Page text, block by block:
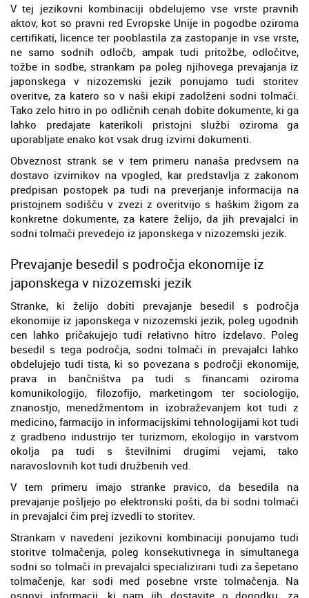
V tej jezikovni kombinaciji obdelujemo vse vrste pravnih
aktov, kot so pravni red Evropske Unije in pogodbe oziroma
certifikati, licence ter pooblastila za zastopanje in vse vrste,
ne samo sodnih odločb, ampak tudi pritožbe, odločitve,
tožbe in sodbe, strankam pa poleg njihovega prevajanja iz
japonskega v nizozemski jezik ponujamo tudi storitev
overitve, za katero so v naši ekipi zadolženi sodni tolmači.
Tako zelo hitro in po odličnih cenah dobite dokumente, ki ga
lahko predajate katerikoli pristojni službi oziroma ga
uporabljate enako kot vsak drug izvirni dokumenti.
Obveznost strank se v tem primeru nanaša predvsem na
dostavo izvirnikov na vpogled, kar predstavlja z zakonom
predpisan postopek pa tudi na preverjanje informacija na
pristojnem sodišču v zvezi z overitvijo s haškim žigom za
konkretne dokumente, za katere želijo, da jih prevajalci in
sodni tolmači prevedejo iz japonskega v nizozemski jezik.
Prevajanje besedil s področja ekonomije iz
japonskega v nizozemski jezik
Stranke, ki želijo dobiti prevajanje besedil s področja
ekonomije iz japonskega v nizozemski jezik, poleg ugodnih
cen lahko pričakujejo tudi relativno hitro izdelavo. Poleg
besedil s tega področja, sodni tolmači in prevajalci lahko
obdelujejo tudi tista, ki so povezana s področji ekonomije,
prava in bančništva pa tudi s financami oziroma
komunikologijo, filozofijo, marketingom ter sociologijo,
znanostjo, menedžmentom in izobraževanjem kot tudi z
medicino, farmacijo in informacijskimi tehnologijami kot tudi
z gradbeno industrijo ter turizmom, ekologijo in varstvom
okolja pa tudi s številnimi drugimi vejami, tako
naravoslovnih kot tudi družbenih ved.
V tem primeru imajo stranke pravico, da besedila na
prevajanje pošljejo po elektronski pošti, da bi sodni tolmači
in prevajalci čim prej izvedli to storitev.
Strankam v navedeni jezikovni kombinaciji ponujamo tudi
storitve tolmačenja, poleg konsekutivnega in simultanega
sodni so tolmači in prevajalci specializirani tudi za šepetano
tolmačenje, kar sodi med posebne vrste tolmačenja. Na
osnovi informacij, ki nam jih dostavite o dogodku, za